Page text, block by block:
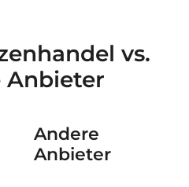
vs.
Anbieter
Andere
Anbieter